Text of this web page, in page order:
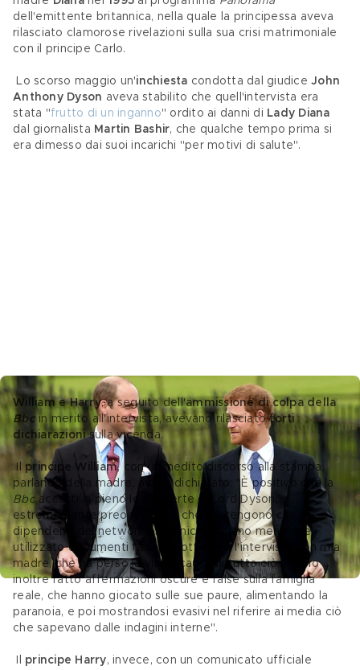
dell'emittente britannica, nella quale la principessa aveva
rilasciato clamorose rivelazioni sulla sua crisi matrimoniale
con il principe Carlo.
Lo scorso maggio un'inchiesta condotta dal giudice John
Anthony Dyson aveva stabilito che quell'intervista era
stata "frutto di un inganno" ordito ai danni di Lady Diana
dal giornalista Martin Bashir, che qualche tempo prima si
era dimesso dai suoi incarichi "per motivi di salute".
William e Harry, a seguito dell'ammissione di colpa della
Bbc in merito all'intervista, avevano rilasciato forti
dichiarazioni sulla vicenda.
principe William, con un inedito discorso alla stampa,
parlando della madre, aveva dichiarato: "È positivo che la
Bbc accetti in pieno le scoperte di Lord Dyson,
estremamente preoccupanti, che sostengono che i
dipendenti del network britannico abbiano mentito e
utilizzato documenti falsi per ottenere l'intervista con mia
madre, che ha perso la vita a causa di tutto ciò. Hanno
inoltre fatto affermazioni oscure e false sulla famiglia
reale, che hanno giocato sulle sue paure, alimentando la
paranoia, e poi mostrandosi evasivi nel riferire ai media ciò
che sapevano dalle indagini interne".
principe Harry, invece, con un comunicato ufficiale